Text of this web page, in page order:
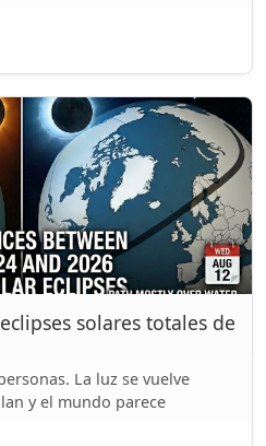
solares totales de
La luz se vuelve
y el mundo parece